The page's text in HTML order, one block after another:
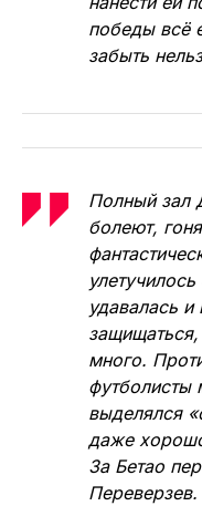
победы всё
забыть
Полный зал
болеют,
удавалась
много.
выделялся
даже
За Бетао